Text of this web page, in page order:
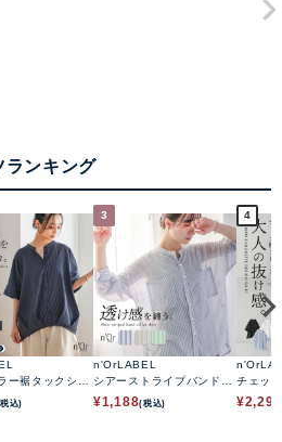
ランキング
ー裾タックシャ
込)
3
n'OrLABEL
シアーストライプバンドカ
ラーシャツ
¥1,188(税込)
4
チェッ
ャツ
¥2,294